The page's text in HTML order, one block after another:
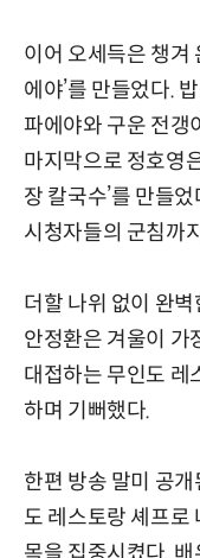
이어 오세득은 챙겨
에야’를 만들었다.
파에야와 구운 전갱
마지막으로 정호영
장 칼국수’를 만들
시청자들의 군침까
더할 나위 없이 완
안정환은 겨울이 가
대접하는 무인도 레
하며 기뻐했다.
한편 방송 말미 공
도 레스토랑 셰프로